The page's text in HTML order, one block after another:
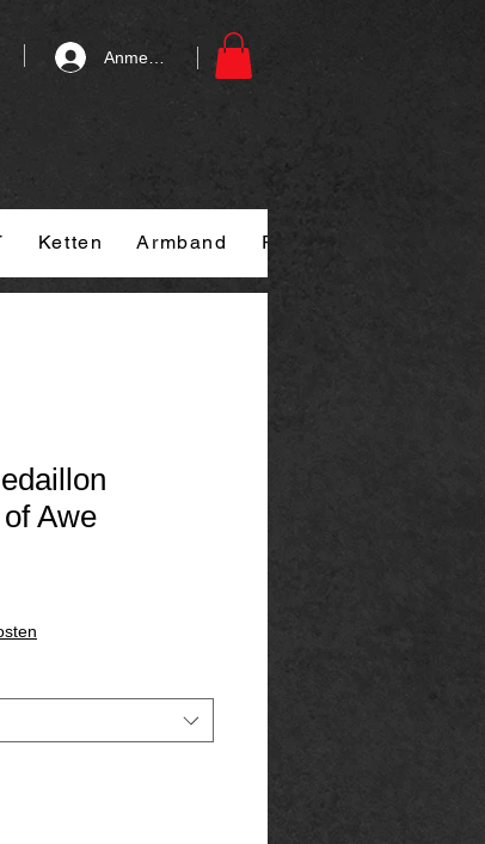
Anmelden
Ketten Armband Ringe
Awe